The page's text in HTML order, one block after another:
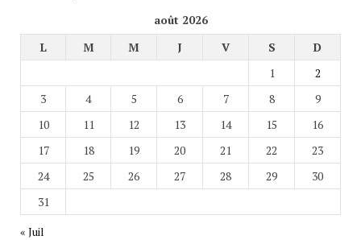
août 2026
L
M M J V S
D
1
2
3
4 5 6 7 8
9
10
11 12 13 14 15
16
17
18 19 20 21 22
23
24
25 26 27 28 29
30
31
« Juil